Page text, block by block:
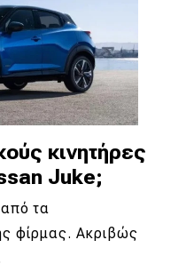
κινητήρες
Juke;
τα
φίρμας. Ακριβώς